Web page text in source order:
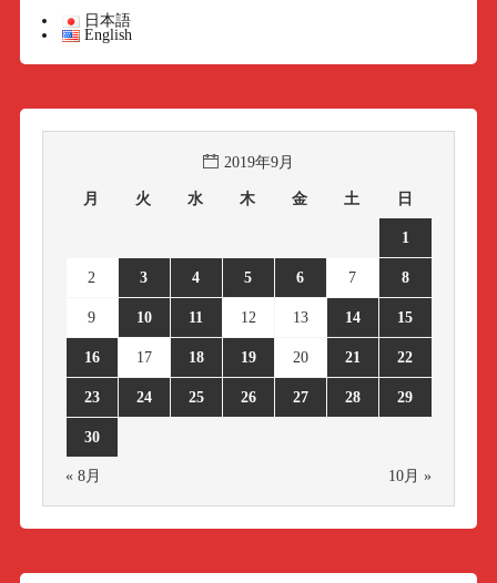
日本語
English
2019年9月
月 火 水 木 金 土 日
1
2 3 4 5 6 7 8
9 10 11 12 13 14 15
16 17 18 19 20 21 22
23 24 25 26 27 28 29
30
« 8月 10月 »